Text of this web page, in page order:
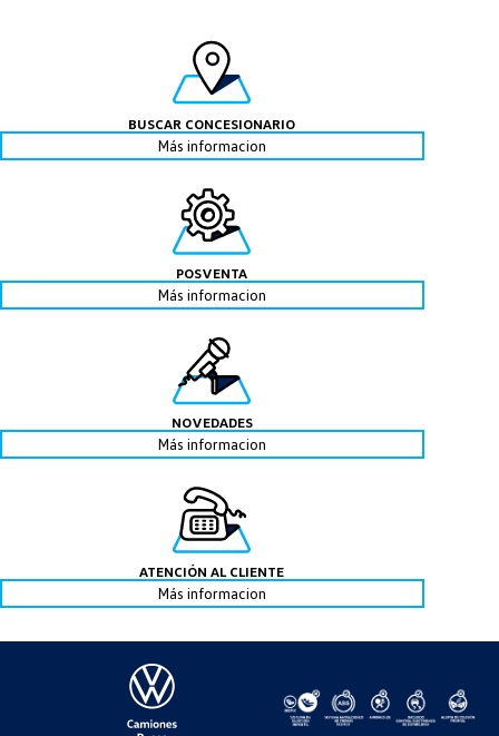
BUSCAR CONCESIONARIO
Más informacion
POSVENTA
Más informacion
NOVEDADES
Más informacion
ATENCIÓN AL CLIENTE
Más informacion